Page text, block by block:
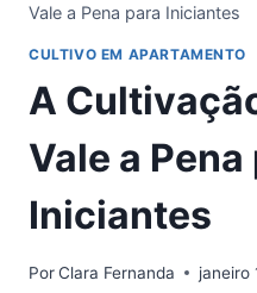
Vale a Pena para Iniciantes
CULTIVO EM APARTAMENTO
A
Vale a Pena
Iniciantes
PorClara Fernanda janeiro